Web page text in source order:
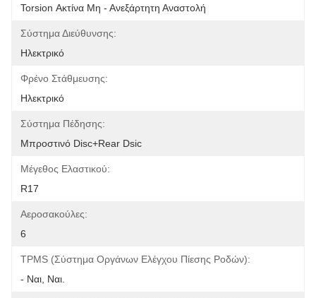
Torsion Ακτίνα Μη - Ανεξάρτητη Αναστολή
Σύστημα Διεύθυνσης:
Ηλεκτρικό
Φρένο Στάθμευσης:
Ηλεκτρικό
Σύστημα Πέδησης:
Μπροστινό Disc+Rear Dsic
Μέγεθος Ελαστικού:
R17
Αεροσακούλες:
6
TPMS (σύστημα Οργάνων Ελέγχου Πίεσης Ροδών):
- Ναι, Ναι.